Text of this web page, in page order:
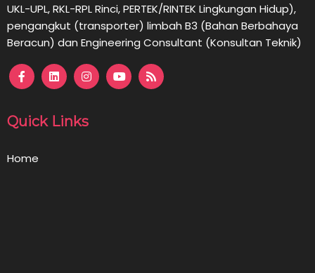
UKL-UPL, RKL-RPL Rinci, PERTEK/RINTEK Lingkungan Hidup),
pengangkut (transporter) limbah B3 (Bahan Berbahaya
Beracun) dan Engineering Consultant (Konsultan Teknik)
Quick Links
Home